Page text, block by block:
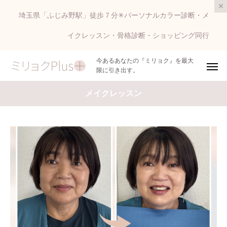
埼玉県「ふじみ野駅」徒歩７分✳︎パーソナルカラー診断・メ
イクレッスン・骨格診断・ショッピング同行
今あるあなたの『ミリョク』を最大
限に引き出す。
メイクレッスン